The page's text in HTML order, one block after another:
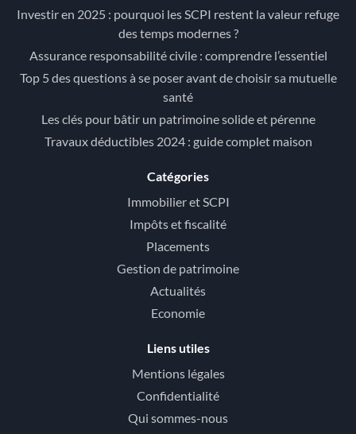
Investir en 2025 : pourquoi les SCPI restent la valeur refuge
des temps modernes ?
Assurance responsabilité civile : comprendre l’essentiel
Top 5 des questions à se poser avant de choisir sa mutuelle
santé
Les clés pour bâtir un patrimoine solide et pérenne
Travaux déductibles 2024 : guide complet maison
Catégories
Immobilier et SCPI
Impôts et fiscalité
Placements
Gestion de patrimoine
Actualités
Economie
Liens utiles
Mentions légales
Confidentialité
Qui sommes-nous